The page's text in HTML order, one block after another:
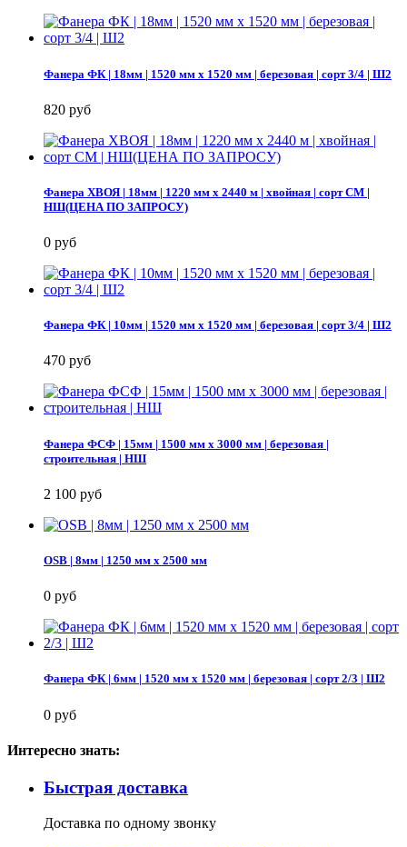
Фанера ФК | 18мм | 1520 мм х 1520 мм | березовая | сорт 3/4 | Ш2
820 руб
Фанера ХВОЯ | 18мм | 1220 мм х 2440 м | хвойная | сорт СМ |
НШ(ЦЕНА ПО ЗАПРОСУ)
0 руб
Фанера ФК | 10мм | 1520 мм х 1520 мм | березовая | сорт 3/4 | Ш2
470 руб
Фанера ФСФ | 15мм | 1500 мм х 3000 мм | березовая |
строительная | НШ
2 100 руб
OSB | 8мм | 1250 мм х 2500 мм
0 руб
Фанера ФК | 6мм | 1520 мм х 1520 мм | березовая | сорт 2/3 | Ш2
0 руб
Интересно знать:
Быстрая доставка
Доставка по одному звонку